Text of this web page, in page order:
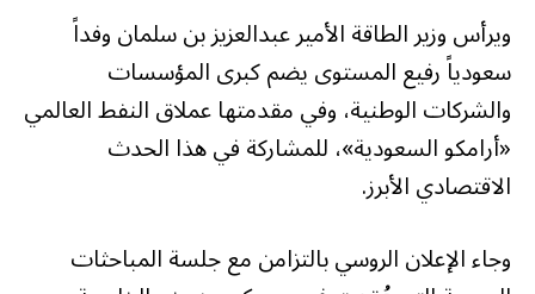
ويرأس وزير الطاقة الأمير عبدالعزيز بن سلمان وفداً
سعودياً رفيع المستوى يضم كبرى المؤسسات
والشركات الوطنية، وفي مقدمتها عملاق النفط العالمي
«أرامكو السعودية»، للمشاركة في هذا الحدث
الاقتصادي الأبرز.
وجاء الإعلان الروسي بالتزامن مع جلسة المباحثات